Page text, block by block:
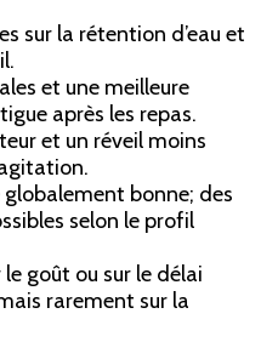
sur la rétention d’eau et
et une meilleure
après les repas.
et un réveil moins
bonne; des
selon le profil
goût ou sur le délai
rarement sur la